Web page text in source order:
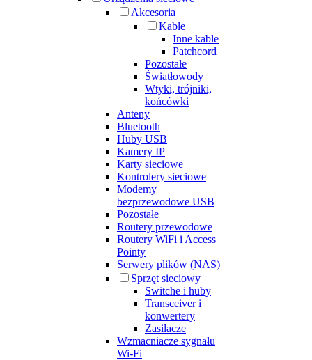
Akcesoria
Kable
Inne kable
Patchcord
Pozostałe
Światłowody
Wtyki, trójniki,
końcówki
Anteny
Bluetooth
Huby USB
Kamery IP
Karty sieciowe
Kontrolery sieciowe
Modemy
bezprzewodowe USB
Pozostałe
Routery przewodowe
Routery WiFi i Access
Pointy
Serwery plików (NAS)
Sprzęt sieciowy
Switche i huby
Transceiver i
konwertery
Zasilacze
Wzmacniacze sygnału
Wi-Fi